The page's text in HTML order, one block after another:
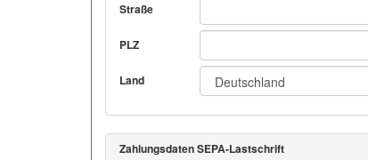
Straße
PLZ
Land
Zahlungsdaten SEPA-Lastschrift